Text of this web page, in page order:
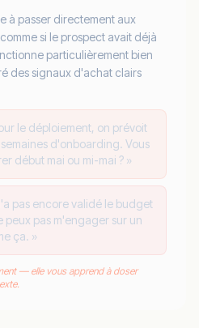
à passer directement aux
si le prospect avait déjà
particulièrement bien
des signaux d'achat clairs
le déploiement, on prévoit
d'onboarding. Vous
début mai ou mi-mai ? »
pas encore validé le budget
peux pas m'engager sur un
ça. »
— elle vous apprend à doser